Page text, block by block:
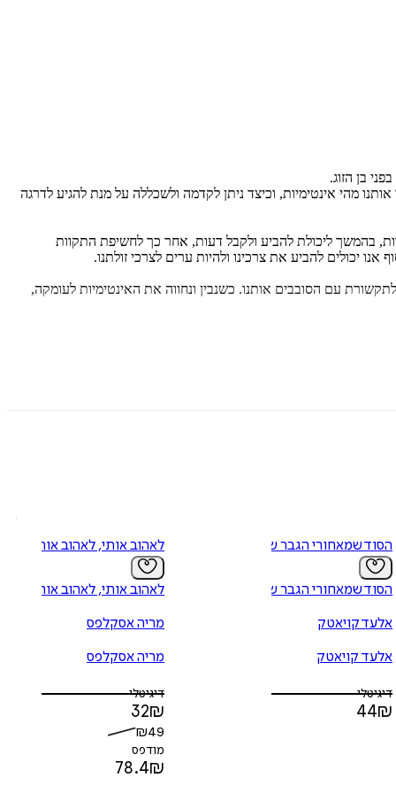
בן הזוג.
מהי אינטימיות, וכיצד ניתן לקדמה ולשכללה על מנת להגיע לדרגה
בהמשך ליכולת להביע ולקבל דעות, אחר כך לחשיפת התקוות
יכולים להביע את צרכינו ולהיות ערים לצרכי זולתנו.
עם הסובבים אותנו. כשנבין ונחווה את האינטימיות לעומקה,
הסוד שמאחורי הגבר שלך
הסוד שמאחורי הגבר שלך
אלעד קויאטק
אלעד קויאטק
דיגיטלי
44₪
לאהוב אותי, לאהוב אותך
לאהוב אותי, לאהוב אותך
מריה אסקלפס
מריה אסקלפס
דיגיטלי
32₪
₪49
מודפס
78.4₪